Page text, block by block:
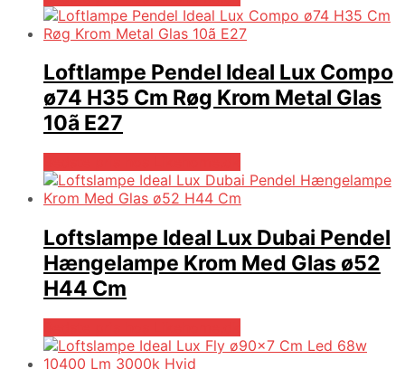
Loftlampe Pendel Ideal Lux Compo
ø74 H35 Cm Røg Krom Metal Glas
10ã E27
Loftslampe Ideal Lux Dubai Pendel
Hængelampe Krom Med Glas ø52
H44 Cm